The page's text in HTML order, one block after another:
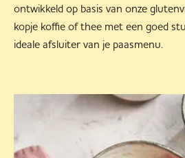
ontwikkeld op basis van onze
kopje koffie of thee met een goed
ideale afsluiter van je paasmenu.